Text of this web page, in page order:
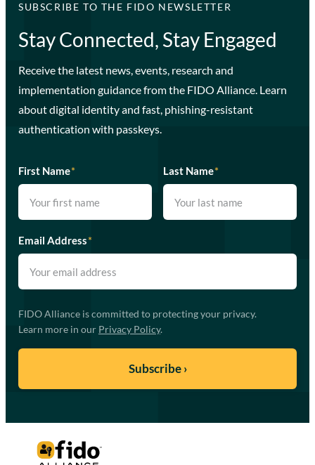
SUBSCRIBE TO THE FIDO NEWSLETTER
Stay Connected, Stay Engaged
Receive the latest news, events, research and
implementation guidance from the FIDO Alliance. Learn
about digital identity and fast, phishing-resistant
authentication with passkeys.
First Name* Last Name*
Email Address*
FIDO Alliance is committed to protecting your privacy.
Learn more in our Privacy Policy.